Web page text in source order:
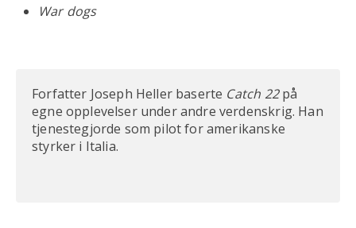
War dogs
Forfatter Joseph Heller baserte Catch 22på
egne opplevelser under andre verdenskrig. Han
tjenestegjorde som pilot for amerikanske
styrker i Italia.